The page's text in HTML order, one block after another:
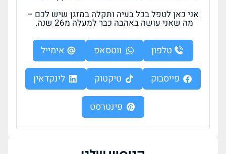
אני כאן לטפל בכל בעיה ותקלה במזגן שיש לכם –
מה שאני עושה באהבה כבר למעלה מ26 שנה.
טלפון ווטסאפ אימייל
פייסבוק טיקטוק לינקדאין
פינטרסט